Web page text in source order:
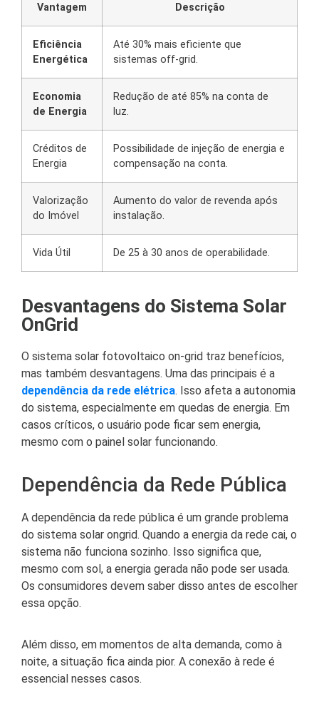
Vantagem Descrição
Eficiência
Energética
Até 30% mais eficiente que
sistemas off-grid.
Economia
de Energia
Redução de até 85% na conta de
luz.
Créditos de
Energia
Possibilidade de injeção de energia e
compensação na conta.
Valorização
do Imóvel
Aumento do valor de revenda após
instalação.
Vida Útil De 25 à 30 anos de operabilidade.
Desvantagens do Sistema Solar
OnGrid
O sistema solar fotovoltaico on-grid traz benefícios,
mas também desvantagens. Uma das principais é a
dependência da rede elétrica. Isso afeta a autonomia
do sistema, especialmente em quedas de energia. Em
casos críticos, o usuário pode ficar sem energia,
mesmo com o painel solar funcionando.
Dependência da Rede Pública
A dependência da rede pública é um grande problema
do sistema solar ongrid. Quando a energia da rede cai, o
sistema não funciona sozinho. Isso significa que,
mesmo com sol, a energia gerada não pode ser usada.
Os consumidores devem saber disso antes de escolher
essa opção.
Além disso, em momentos de alta demanda, como à
noite, a situação fica ainda pior. A conexão à rede é
essencial nesses casos.